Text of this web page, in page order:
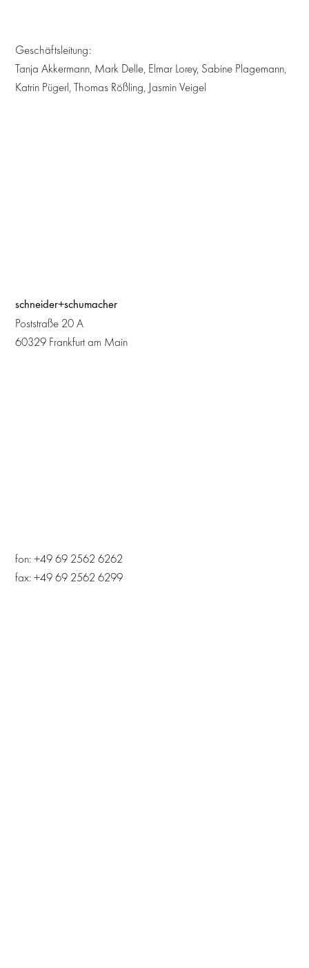
Geschäftsleitung:
Tanja Akkermann, Mark Delle, Elmar Lorey, Sabine Plagemann,
Katrin Pügerl, Thomas Rößling, Jasmin Veigel
schneider+schumacher
Poststraße 20 A
60329 Frankfurt am Main
fon: +49 69 2562 6262
fax: +49 69 2562 6299